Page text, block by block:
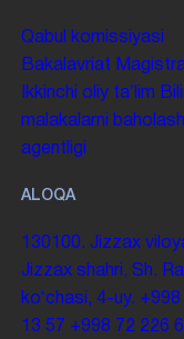
Qabul komissiyasi
Bakalavriat
Ikkinchi oliy taʼlim
malakalarni baholash
agentligi
ALOQA
130100. Jizzax
Jizzax shahri, Sh.
koʻchasi, 4-uy. +998
13 57 +998 72 226